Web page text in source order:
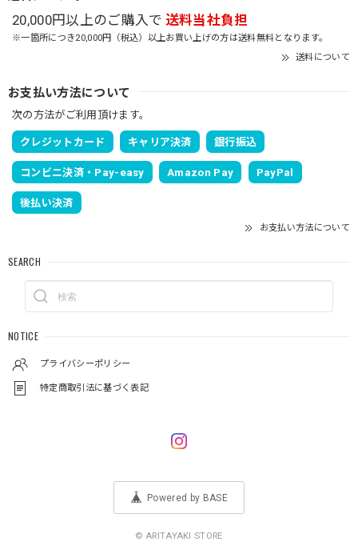
20,000円以上のご購入で 送料当社負担
※一箇所につき20,000円（税込）以上お買い上げの方は送料無料となります。
送料について
お支払い方法について
次の方法がご利用頂けます。
クレジットカード キャリア決済 銀行振込
コンビニ決済・Pay-easy Amazon Pay PayPal
後払い決済
お支払い方法について
SEARCH
NOTICE
プライバシーポリシー
特定商取引法に基づく表記
Powered by BASE
© ARITAYAKI STORE